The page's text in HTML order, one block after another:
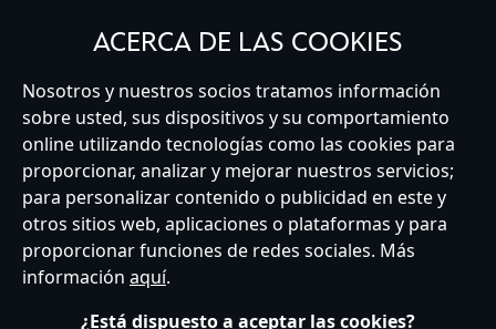
Spain
Atención al Cliente Términos de Uso
Buscador de Tiendas
Mapa del Sitio
Política de Privacidad
Política de Cookies
Sobre Privacidad en la UE
Términos y Condiciones Generales
Gestionar su configuración de cookies
s172 Statements
Accessibility
ACERCA DE LAS COOKIES
Nosotros y nuestros socios tratamos información
sobre usted, sus dispositivos y su comportamiento
online utilizando tecnologías como las cookies para
proporcionar, analizar y mejorar nuestros servicios;
para personalizar contenido o publicidad en este y
otros sitios web, aplicaciones o plataformas y para
proporcionar funciones de redes sociales. Más
información aquí.
¿Está dispuesto a aceptar las cookies?